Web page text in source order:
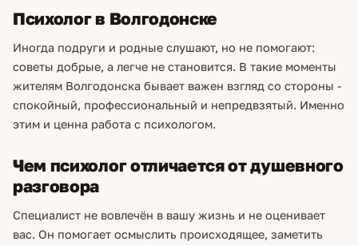
Психолог в Волгодонске
Иногда подруги и родные слушают, но не помогают:
советы добрые, а легче не становится. В такие моменты
жителям Волгодонска бывает важен взгляд со стороны -
спокойный, профессиональный и непредвзятый. Именно
этим и ценна работа с психологом.
Чем психолог отличается от душевного
разговора
Специалист не вовлечён в вашу жизнь и не оценивает
вас. Он помогает осмыслить происходящее, заметить